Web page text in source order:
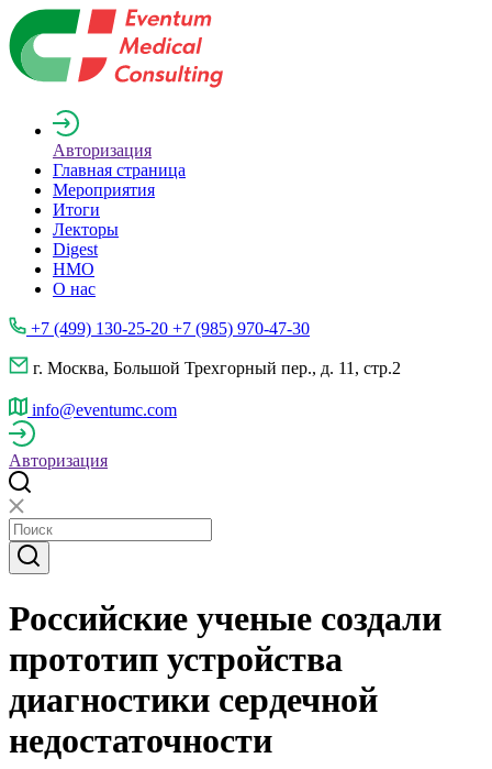
Авторизация
Главная страница
Мероприятия
Итоги
Лекторы
Digest
НМО
О нас
+7 (499) 130-25-20 +7 (985) 970-47-30
г. Москва, Большой Трехгорный пер., д. 11, стр.2
info@eventumc.com
Авторизация
Российские ученые создали
прототип устройства
диагностики сердечной
недостаточности